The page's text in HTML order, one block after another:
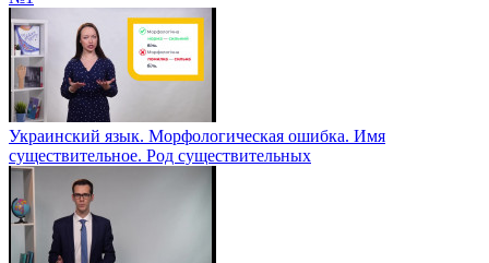
Украинский язык. Морфологическая ошибка. Имя
существительное. Род существительных